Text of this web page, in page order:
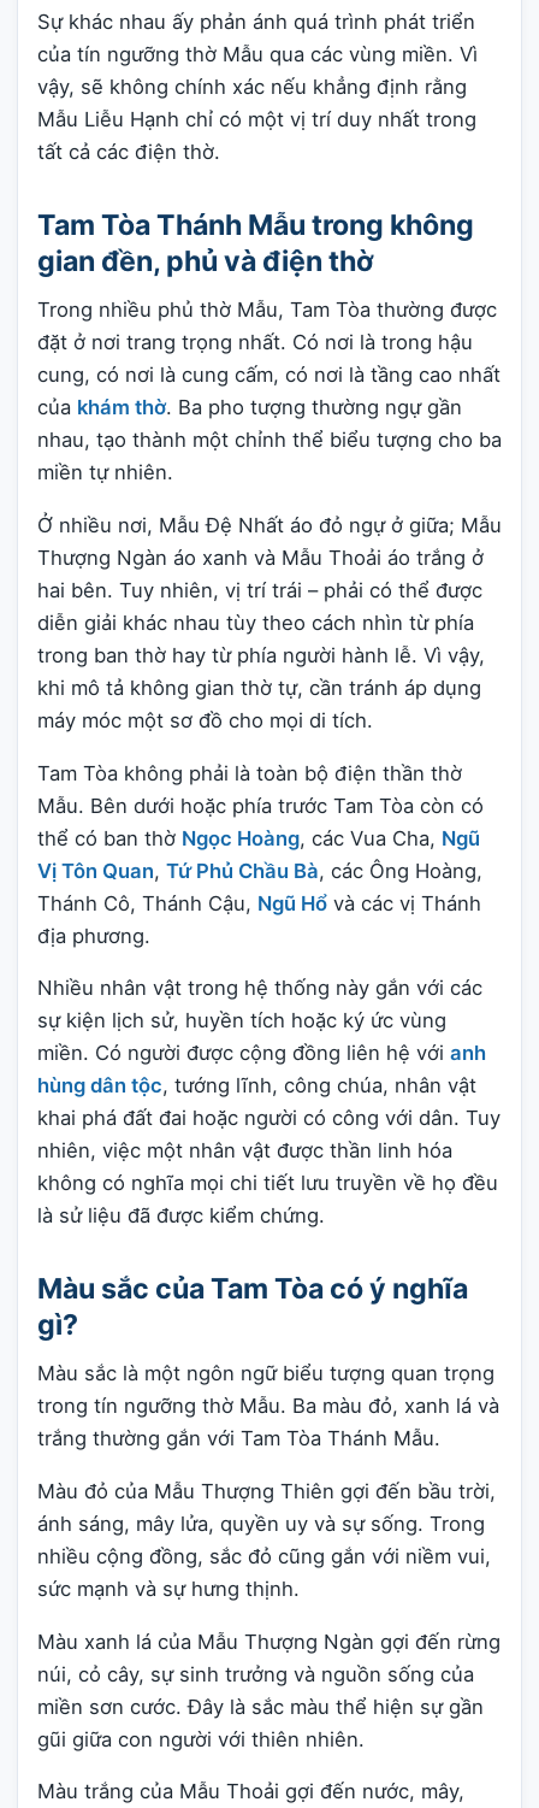
Sự khác nhau ấy phản ánh quá trình phát triển
của tín ngưỡng thờ Mẫu qua các vùng miền. Vì
vậy, sẽ không chính xác nếu khẳng định rằng
Mẫu Liễu Hạnh chỉ có một vị trí duy nhất trong
tất cả các điện thờ.
Tam Tòa Thánh Mẫu trong không
gian đền, phủ và điện thờ
Trong nhiều phủ thờ Mẫu, Tam Tòa thường được
đặt ở nơi trang trọng nhất. Có nơi là trong hậu
cung, có nơi là cung cấm, có nơi là tầng cao nhất
của khám thờ. Ba pho tượng thường ngự gần
nhau, tạo thành một chỉnh thể biểu tượng cho ba
miền tự nhiên.
Ở nhiều nơi, Mẫu Đệ Nhất áo đỏ ngự ở giữa; Mẫu
Thượng Ngàn áo xanh và Mẫu Thoải áo trắng ở
hai bên. Tuy nhiên, vị trí trái – phải có thể được
diễn giải khác nhau tùy theo cách nhìn từ phía
trong ban thờ hay từ phía người hành lễ. Vì vậy,
khi mô tả không gian thờ tự, cần tránh áp dụng
máy móc một sơ đồ cho mọi di tích.
Tam Tòa không phải là toàn bộ điện thần thờ
Mẫu. Bên dưới hoặc phía trước Tam Tòa còn có
thể có ban thờ Ngọc Hoàng, các Vua Cha, Ngũ
Vị Tôn Quan, Tứ Phủ Chầu Bà, các Ông Hoàng,
Thánh Cô, Thánh Cậu, Ngũ Hổ và các vị Thánh
địa phương.
Nhiều nhân vật trong hệ thống này gắn với các
sự kiện lịch sử, huyền tích hoặc ký ức vùng
miền. Có người được cộng đồng liên hệ với anh
hùng dân tộc, tướng lĩnh, công chúa, nhân vật
khai phá đất đai hoặc người có công với dân. Tuy
nhiên, việc một nhân vật được thần linh hóa
không có nghĩa mọi chi tiết lưu truyền về họ đều
là sử liệu đã được kiểm chứng.
Màu sắc của Tam Tòa có ý nghĩa
gì?
Màu sắc là một ngôn ngữ biểu tượng quan trọng
trong tín ngưỡng thờ Mẫu. Ba màu đỏ, xanh lá và
trắng thường gắn với Tam Tòa Thánh Mẫu.
Màu đỏ của Mẫu Thượng Thiên gợi đến bầu trời,
ánh sáng, mây lửa, quyền uy và sự sống. Trong
nhiều cộng đồng, sắc đỏ cũng gắn với niềm vui,
sức mạnh và sự hưng thịnh.
Màu xanh lá của Mẫu Thượng Ngàn gợi đến rừng
núi, cỏ cây, sự sinh trưởng và nguồn sống của
miền sơn cước. Đây là sắc màu thể hiện sự gần
gũi giữa con người với thiên nhiên.
Màu trắng của Mẫu Thoải gợi đến nước, mây,